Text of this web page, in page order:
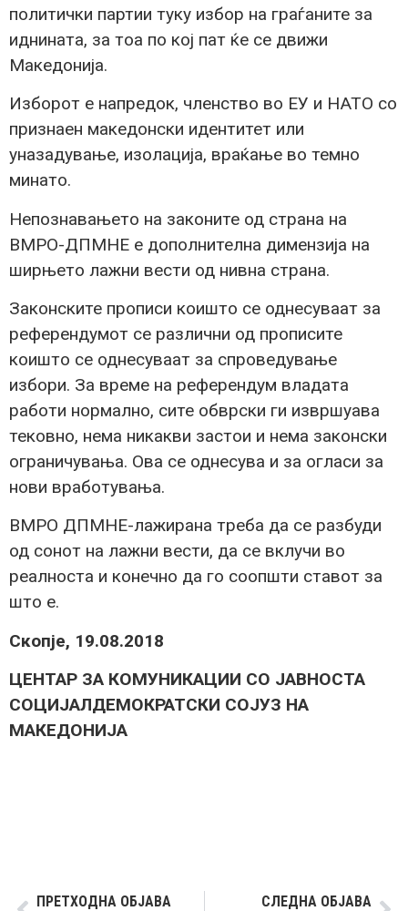
политички партии туку избор на граѓаните за
иднината, за тоа по кој пат ќе се движи
Македонија.
Изборот е напредок, членство во ЕУ и НАТО со
признаен македонски идентитет или
уназадување, изолација, враќање во темно
минато.
Непознавањето на законите од страна на
ВМРО-ДПМНЕ е дополнителна димензија на
ширњето лажни вести од нивна страна.
Законските прописи коишто се однесуваат за
референдумот се различни од прописите
коишто се однесуваат за спроведување
избори. За време на референдум владата
работи нормално, сите обврски ги извршуава
тековно, нема никакви застои и нема законски
ограничувања. Ова се однесува и за огласи за
нови вработувања.
ВМРО ДПМНЕ-лажирана треба да се разбуди
од сонот на лажни вести, да се вклучи во
реалноста и конечно да го соопшти ставот за
што е.
Скопје, 19.08.2018
ЦЕНТАР ЗА КОМУНИКАЦИИ СО ЈАВНОСТА
СОЦИЈАЛДЕМОКРАТСКИ СОЈУЗ НА
МАКЕДОНИЈА
ПРЕТХОДНА ОБЈАВА СЛЕДНА ОБЈАВА